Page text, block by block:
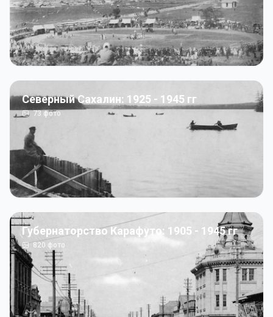
Северный Сахалин: 1925 - 1945 гг
73фото
Губернаторство Карафуто: 1905 - 1945 гг
820 фото